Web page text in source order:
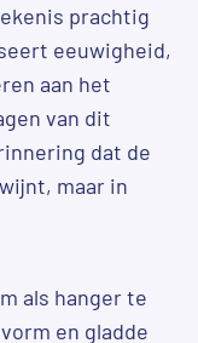
prachtig
eeuwigheid,
aan het
van dit
dat de
maar in
als hanger te
en gladde